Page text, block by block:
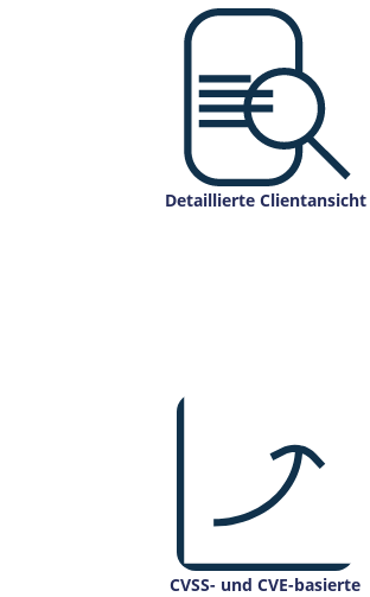
Detaillierte Clientansicht
CVSS- und CVE-basierte